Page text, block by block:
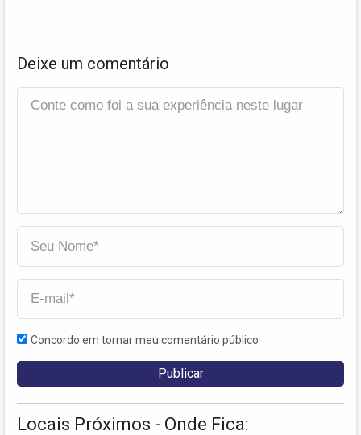
Deixe um comentário
Concordo em tornar meu comentário público
Locais Próximos - Onde Fica: